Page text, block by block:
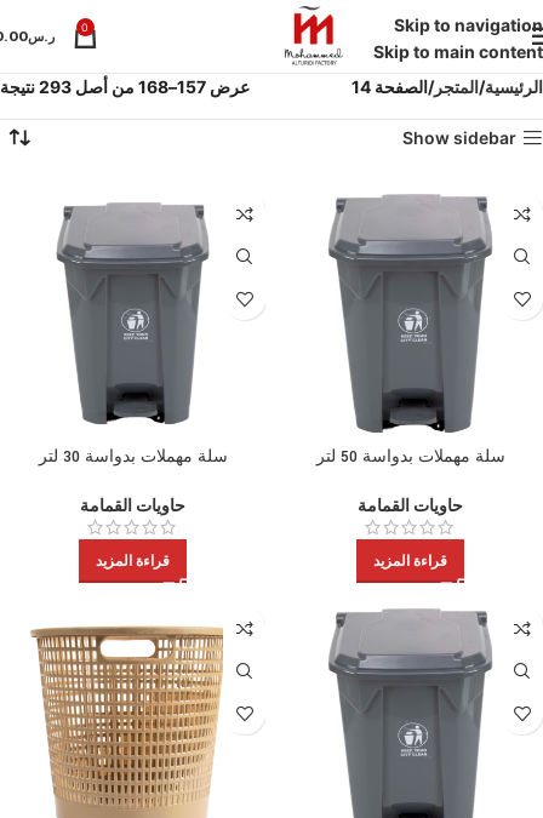
Skip to navigation
Skip to main content
0 ر.س
الرئيسية المتجر الصفحة 14 عرض 157–168 من أصل 293 نتيجة
Show sidebar
سلة مهملات بدواسة 50 لتر
حاويات القمامة
قراءة المزيد
سلة مهملات بدواسة 30 لتر
حاويات القمامة
قراءة المزيد